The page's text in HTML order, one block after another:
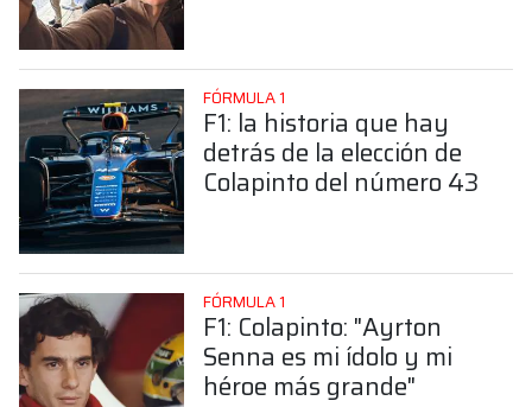
FÓRMULA 1
F1: la historia que hay
detrás de la elección de
Colapinto del número 43
FÓRMULA 1
F1: Colapinto: "Ayrton
Senna es mi ídolo y mi
héroe más grande"